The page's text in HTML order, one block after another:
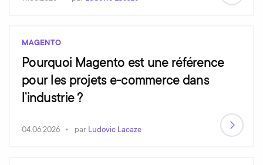
MAGENTO
Pourquoi Magento est une référence
pour les projets e-commerce dans
l’industrie ?
04.06.2026 par Ludovic Lacaze